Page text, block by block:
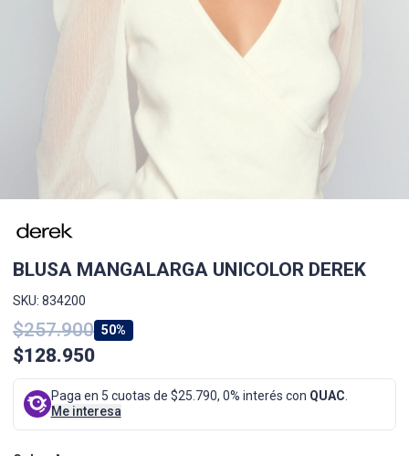
BLUSA MANGALARGA UNICOLOR DEREK
SKU: 834200
$257.900 50%
$128.950
Paga en 5 cuotas de $25.790, 0% interés con QUAC
Me interesa